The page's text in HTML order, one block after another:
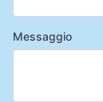
Messaggio